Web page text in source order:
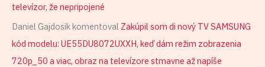
televízor, že nepripojené
Daniel Gajdosikkomentoval Zakúpil som di nový TV SAMSUNG
kód modelu: UE55DU8072UXXH, keď dám režim zobrazenia
720p_50 a viac, obraz na televízore stmavne až napíše